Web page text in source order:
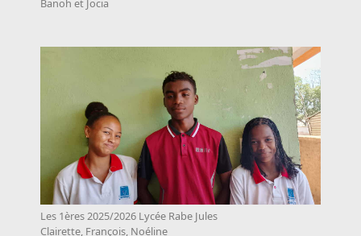
Banoh et Jocia
Les 1ères 2025/2026 Lycée Rabe Jules
Clairette, François, Noéline